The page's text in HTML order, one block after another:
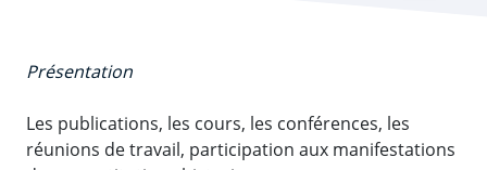
Présentation
Les publications, les cours, les conférences, les
réunions de travail, participation aux manifestations